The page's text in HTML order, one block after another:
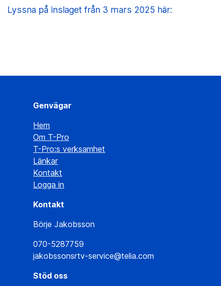
Lyssna på inslaget från 3 mars 2025 här:
Genvägar
Hem
Om T-Pro
T-Pro:s verksamhet
Länkar
Kontakt
Logga in
Kontakt
Börje Jakobsson
070-5287759
jakobssonsrtv-service@telia.com
Stöd oss